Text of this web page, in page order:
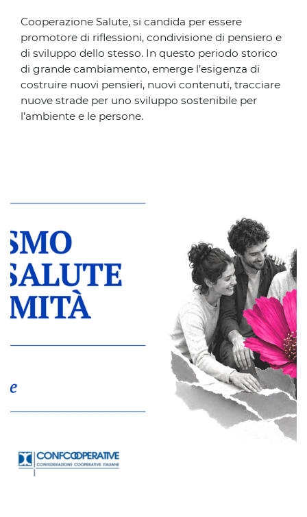
Cooperazione Salute, si candida per essere
promotore di riflessioni, condivisione di pensiero e
di sviluppo dello stesso. In questo periodo storico
di grande cambiamento, emerge l’esigenza di
costruire nuovi pensieri, nuovi contenuti, tracciare
nuove strade per uno sviluppo sostenibile per
l’ambiente e le persone.